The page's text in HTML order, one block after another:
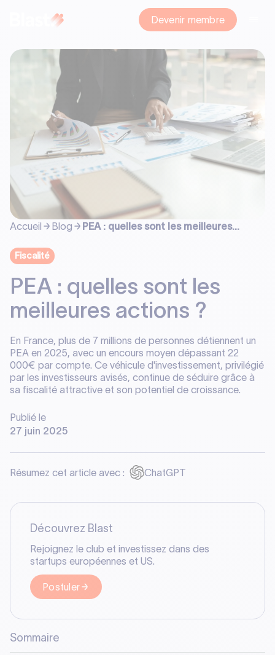
Devenir membre
Accueil Blog
PEA : quelles sont les meilleures
Fiscalité
PEA : quelles sont les
meilleures actions ?
En France, plus de 7 millions de personnes détiennent un
PEA en 2025, avec un encours moyen dépassant 22
000€ par compte. Ce véhicule d'investissement, privilégié
par les investisseurs avisés, continue de séduire grâce à
sa fiscalité attractive et son potentiel de croissance.
Publié le
27 juin 2025
Résumez cet article avec : ChatGPT
Découvrez Blast
Rejoignez le club et investissez dans des
startups européennes et US.
Postuler
Sommaire